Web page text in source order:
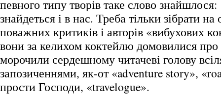
певного типу творів таке слово
знайдеться і в нас. Треба тільки зібрати
поважних критиків і авторів «вибухових
вони за келихом коктейлю домовилися
морочили сердешному читачеві голову
запозиченнями, як-от «adventure story»,
прости Господи, «travelogue».